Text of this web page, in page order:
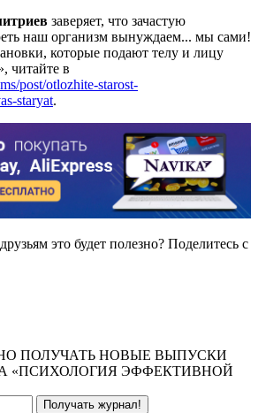
заверяет, что зачастую
наш организм вынуждаем... мы сами!
которые подают телу и лицу
читайте в
post/otlozhite-starost-
staryat.
это будет полезно? Поделитесь с
ПОЛУЧАТЬ НОВЫЕ ВЫПУСКИ
«ПСИХОЛОГИЯ ЭФФЕКТИВНОЙ
Получать журнал!